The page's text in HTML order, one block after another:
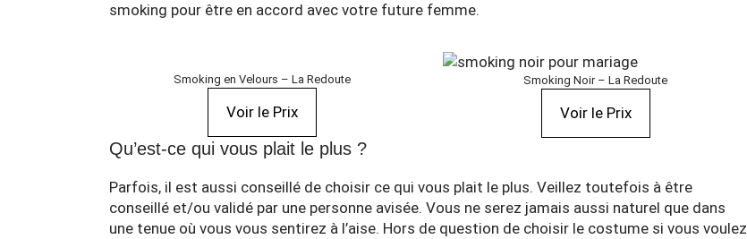
smoking pour être en accord avec votre future femme.
Smoking en Velours – La Redoute
Voir le Prix
Smoking Noir – La Redoute
Voir le Prix
Qu’est-ce qui vous plait le plus ?
Parfois, il est aussi conseillé de choisir ce qui vous plait le plus. Veillez toutefois à être
conseillé et/ou validé par une personne avisée. Vous ne serez jamais aussi naturel que dans
une tenue où vous vous sentirez à l’aise. Hors de question de choisir le costume si vous voulez